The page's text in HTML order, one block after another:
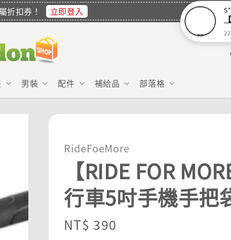
折扣券！ 立即登入
男裝 配件 補給品 部落格
RideFoeMore
【RIDE FOR
行車5吋手機手把
Regular
NT$ 390